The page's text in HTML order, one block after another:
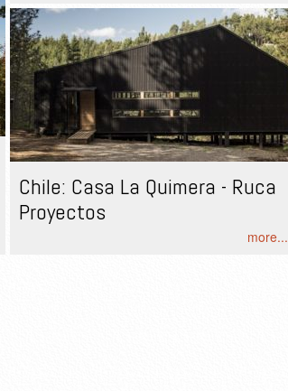
Chile: Casa La Quimera - Ruca
Proyectos
more...